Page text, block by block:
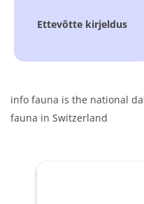
Ettevõtte kirjeldus
info fauna is the national
fauna in Switzerland